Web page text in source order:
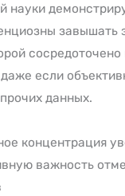
науки
завышать
сосредоточено
если
данных.
концентрация
важность